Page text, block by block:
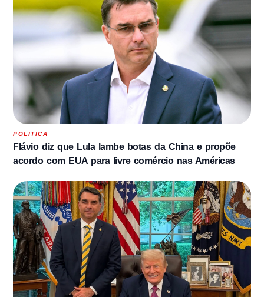
POLITICA
Flávio diz que Lula lambe botas da China e propõe
acordo com EUA para livre comércio nas Américas